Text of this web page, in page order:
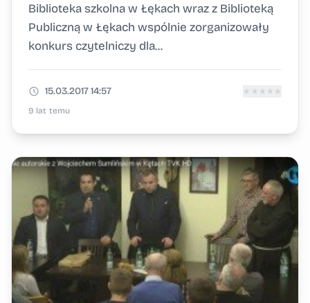
Biblioteka szkolna w Łękach wraz z Biblioteką
Publiczną w Łękach wspólnie zorganizowały
konkurs czytelniczy dla...
15.03.2017 14:57 ★ ★ ★ ★ ★
9 lat temu